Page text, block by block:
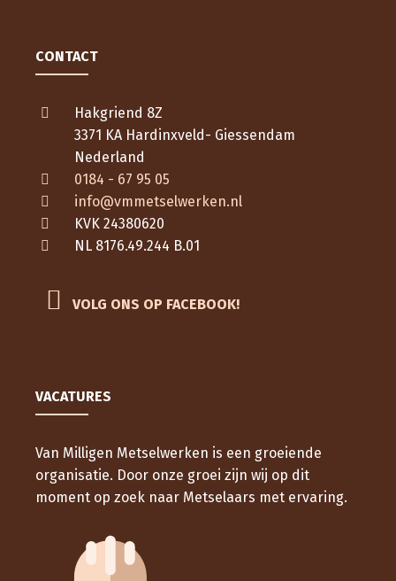
CONTACT
Hakgriend 8Z
3371 KA Hardinxveld- Giessendam
Nederland
0184 - 67 95 05
info@vmmetselwerken.nl
KVK 24380620
NL 8176.49.244 B.01
VOLG ONS OP FACEBOOK!
VACATURES
Van Milligen Metselwerken is een groeiende
organisatie. Door onze groei zijn wij op dit
moment op zoek naar Metselaars met ervaring.